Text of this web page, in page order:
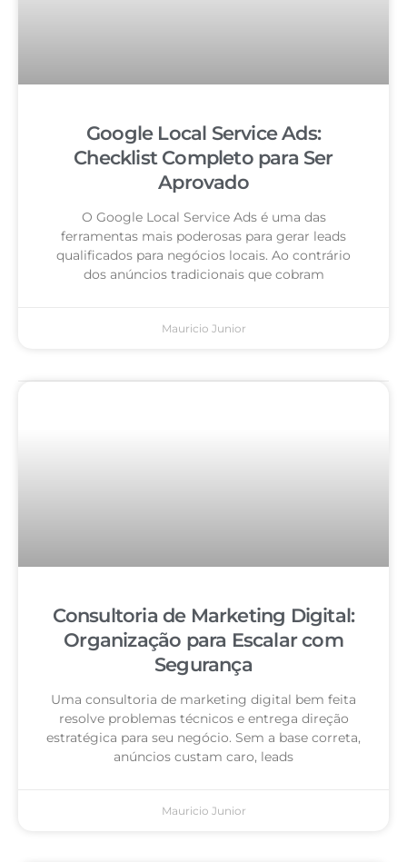
Google Local Service Ads:
Checklist Completo para Ser
Aprovado
O Google Local Service Ads é uma das
ferramentas mais poderosas para gerar leads
qualificados para negócios locais. Ao contrário
dos anúncios tradicionais que cobram
Mauricio Junior
Consultoria de Marketing Digital:
Organização para Escalar com
Segurança
Uma consultoria de marketing digital bem feita
resolve problemas técnicos e entrega direção
estratégica para seu negócio. Sem a base correta,
anúncios custam caro, leads
Mauricio Junior